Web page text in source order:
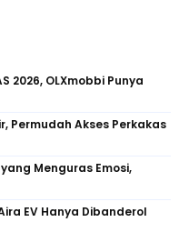
2026, OLXmobbi Punya
Permudah Akses Perkakas
Menguras Emosi,
EV Hanya Dibanderol